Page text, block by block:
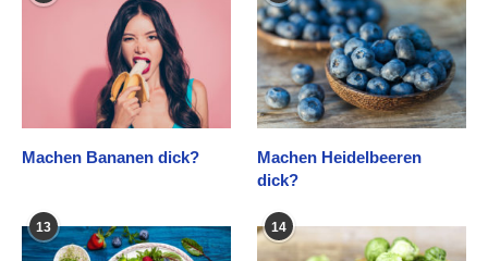
Machen Bananen dick?
Machen Heidelbeeren
dick?
13 14